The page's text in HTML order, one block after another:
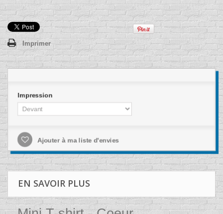
Imprimer
Impression
Ajouter à ma liste d'envies
EN SAVOIR PLUS